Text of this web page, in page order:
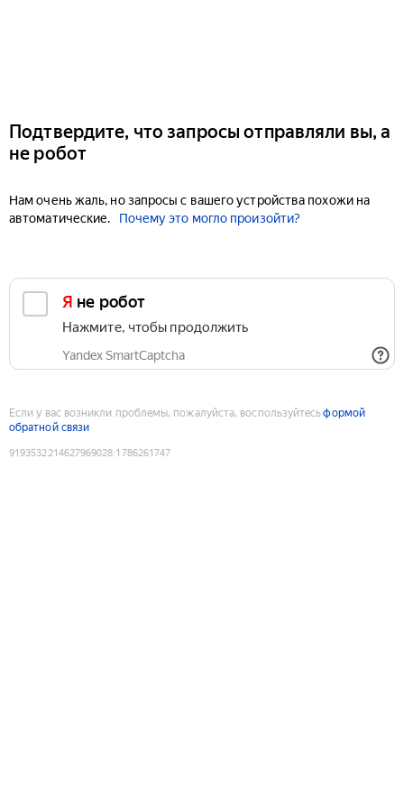
Подтвердите, что запросы отправляли вы, а
не робот
Нам очень жаль, но запросы с вашего устройства похожи на
автоматические.
Почему это могло произойти?
Я не робот
Нажмите, чтобы продолжить
Yandex SmartCaptcha
Если у вас возникли проблемы, пожалуйста, воспользуйтесьформой
обратной связи
9193532214627969028:1786261747